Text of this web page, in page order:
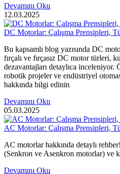
Devamını Oku
12.03.2025
DC Motorlar: Çalışma Prensipleri,
Bu kapsamlı blog yazısında DC
fırçalı ve fırçasız DC motor türleri,
dezavantajları detaylıca
robotik projeler ve endüstriyel
hakkında bilgi edinin
Devamını Oku
05.03.2025
AC Motorlar: Çalışma Prensipleri,
AC motorlar hakkında detaylı
(Senkron ve Asenkron motorlar) ve
Devamını Oku